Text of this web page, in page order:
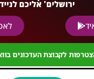
ירושלים' אליכם לנייד
לקבוצת העדכונים